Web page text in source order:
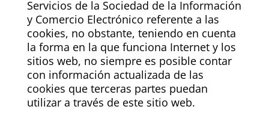
Servicios de la Sociedad de la Información
y Comercio Electrónico referente a las
cookies, no obstante, teniendo en cuenta
la forma en la que funciona Internet y los
sitios web, no siempre es posible contar
con información actualizada de las
cookies que terceras partes puedan
utilizar a través de este sitio web.